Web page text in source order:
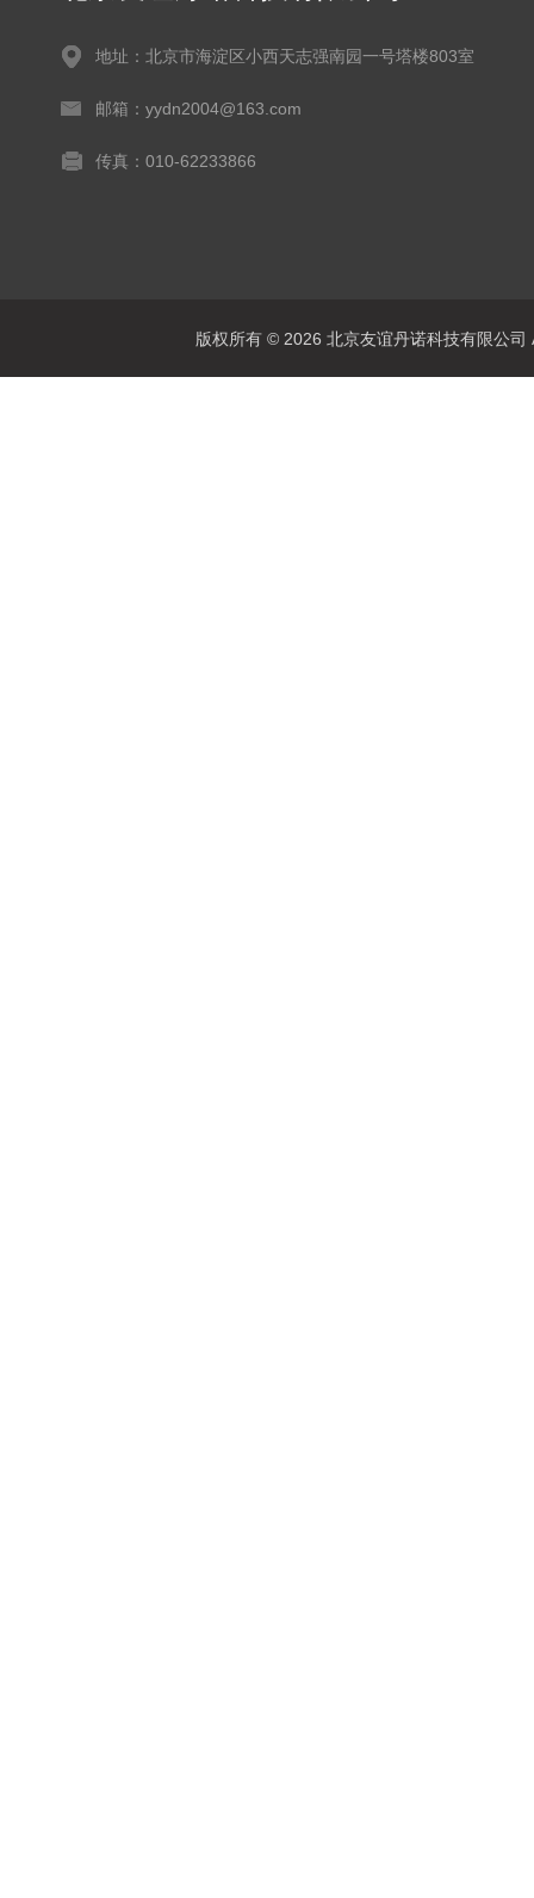
地址：北京市海淀区小西天志强南园一号塔楼803室
邮箱：yydn2004@163.com
传真：010-62233866
版权所有 © 2026 北京友谊丹诺科技有限